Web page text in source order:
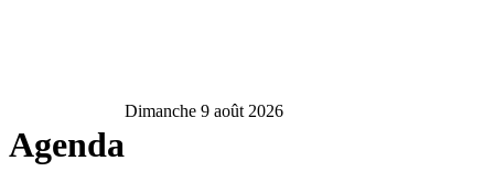
Agenda
Dimanche 9 août 2026